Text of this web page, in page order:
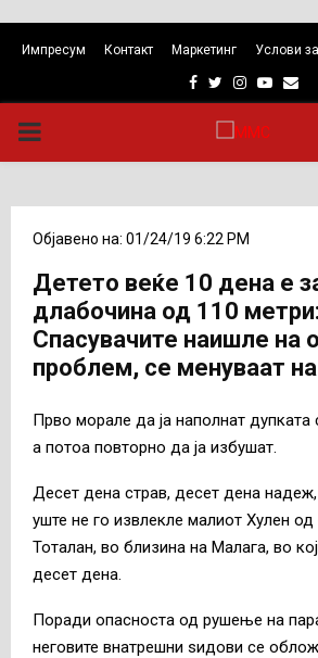
Импресум Контакт Маркетинг Услови
Facebook
TwitterInstagram
PRIMARY
Објавено на: 01/24/19 6:22 PM
Детето веќе 10 дена е
длабочина од 110 метри:
Спасувачите наишле на
проблем, се менуваат на
Прво морале да ја наполнат дупката
а потоа повторно да ја избушат.
Десет дена страв, десет дена надеж,
уште не го извлекле малиот Хулен од
Тоталан, во близина на Малага, во
десет дена.
Поради опасноста од рушење на
неговите внатрешни ѕидови се